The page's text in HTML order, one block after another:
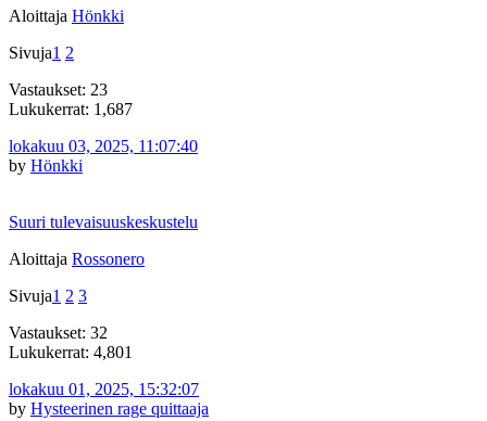
Aloittaja Hönkki
Sivuja1 2
Vastaukset: 23
Lukukerrat: 1,687
lokakuu 03, 2025, 11:07:40
by Hönkki
Suuri tulevaisuuskeskustelu
Aloittaja Rossonero
Sivuja1 2 3
Vastaukset: 32
Lukukerrat: 4,801
lokakuu 01, 2025, 15:32:07
by Hysteerinen rage quittaaja